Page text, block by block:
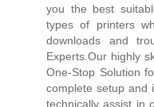
you the best
types of printers
downloads and
Experts.Our highly
One-Stop Solution
complete setup and
technically assist in